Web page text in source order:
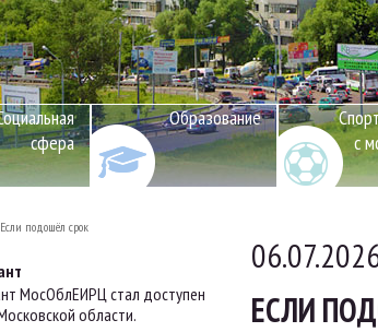
сфера
Образование
с
Если подошёл срок
МосОблЕИРЦ стал доступен
области.
ЕСЛИ